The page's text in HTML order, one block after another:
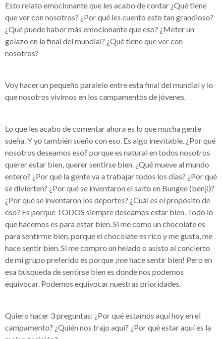
Esto relato emocionante que les acabo de contar ¿Qué tiene
que ver con nosotros? ¿Por qué les cuento esto tan grandioso?
¿Qué puede haber más emocionante que eso? ¿Meter un
golazo en la final del mundial? ¿Qué tiene que ver con
nosotros?
Voy hacer un pequeño paralelo entre esta final del mundial y lo
que nosotros vivimos en los campamentos de jóvenes.
Lo que les acabo de comentar ahora es lo que mucha gente
sueña. Y yo también sueño con eso. Es algo inevitable. ¿Por qué
nosotros deseamos eso? porque es natural en todos nosotros
querer estar bien, querer sentirse bien. ¿Qué mueve al mundo
entero? ¿Por qué la gente va a trabajar todos los días? ¿Por qué
se divierten? ¿Por qué se inventaron el salto en Bungee (benji)?
¿Por qué se inventaron los deportes? ¿Cuál es el propósito de
eso? Es porque TODOS siempre deseamos estar bien. Todo lo
que hacemos es para estar bien. Si me como un chocolate es
para sentirme bien, porque el chocolate es rico y me gusta, me
hace sentir bien. Si me compro un helado o asisto al concierto
de mi grupo preferido es porque ¡me hace sentir bien! Pero en
esa búsqueda de sentirse bien es donde nos podemos
equivocar. Podemos equivocar nuestras prioridades.
Quiero hacer 3 preguntas: ¿Por qué estamos aquí hoy en el
campamento? ¿Quién nos trajo aquí? ¿Por qué estar aquí es la